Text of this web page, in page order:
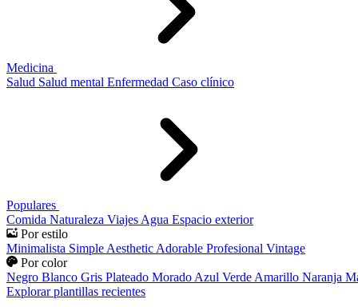
Medicina
Salud Salud mental Enfermedad Caso clínico
Populares
Comida Naturaleza Viajes Agua Espacio exterior
Por estilo
Minimalista Simple Aesthetic Adorable Profesional Vintage
Por color
Negro Blanco Gris Plateado Morado Azul Verde Amarillo Naranja
Explorar plantillas recientes